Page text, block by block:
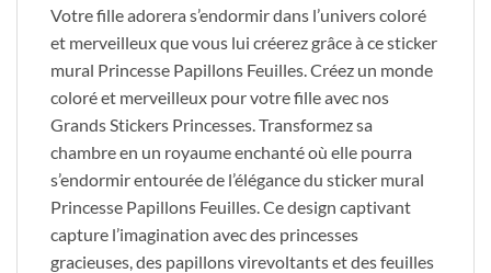
Votre fille adorera s’endormir dans l’univers coloré
et merveilleux que vous lui créerez grâce à ce sticker
mural Princesse Papillons Feuilles. Créez un monde
coloré et merveilleux pour votre fille avec nos
Grands Stickers Princesses. Transformez sa
chambre en un royaume enchanté où elle pourra
s’endormir entourée de l’élégance du sticker mural
Princesse Papillons Feuilles. Ce design captivant
capture l’imagination avec des princesses
gracieuses, des papillons virevoltants et des feuilles